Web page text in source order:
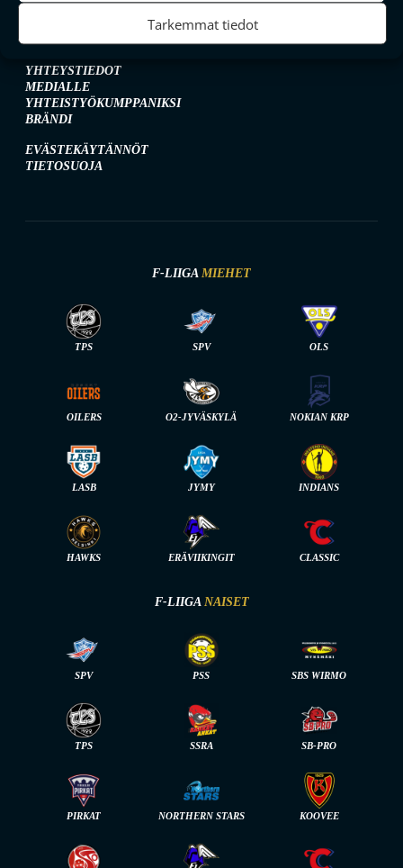
Tarkemmat tiedot
YHTEYSTIEDOT
MEDIALLE
YHTEISTYÖKUMPPANIKSI
BRÄNDI
EVÄSTEKÄYTÄNNÖT
TIETOSUOJA
F-LIIGA MIEHET
TPS SPV OLS
OILERS O2-JYVÄSKYLÄ NOKIAN KRP
LASB JYMY INDIANS
HAWKS ERÄVIIKINGIT CLASSIC
F-LIIGA NAISET
SPV PSS SBS WIRMO
TPS SSRA SB-PRO
PIRKAT NORTHERN STARS KOOVEE